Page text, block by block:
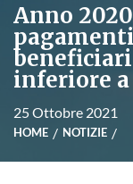
Anno
inferiore
25 Ottobre 2021
HOME NOTIZIE